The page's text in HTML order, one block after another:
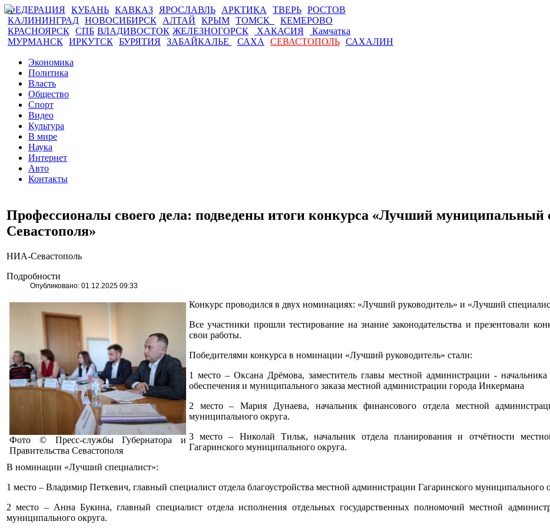
ФЕДЕРАЦИЯ КУБАНЬ КАВКАЗ ЯРОСЛАВЛЬ АРКТИКА ТВЕРЬ РОСТОВ
КАЛИНИНГРАД НОВОСИБИРСК АЛТАЙ КРЫМ ТОМСК
КЕМЕРОВО
КРАСНОЯРСК СПБ ВЛАДИВОСТОК ЖЕЛЕЗНОГОРСК ХАКАСИЯ
Камчатка
МУРМАНСК ИРКУТСК БУРЯТИЯ ЗАБАЙКАЛЬЕ САХА СЕВАСТОПОЛЬ САХАЛИН
Экономика
Политика
Власть
Общество
Спорт
Видео
Культура
В мире
Наука
Интернет
Авто
Контакты
Профессионалы своего дела: подведены итоги конкурса «Лучший
Севастополя»
НИА-Севастополь
Подробности
Опубликовано: 01.12.2025 09:33
Фото © Пресс-службы Губернатора и
Правительства Севастополя
Конкурс проводился в двух номинациях: «Лучший руководитель» и «Лучший
Все участники прошли тестирование на знание законодательства и презентовали
свои работы.
Победителями конкурса в номинации «Лучший руководитель» стали:
1 место – Оксана Дрёмова, заместитель главы местной администрации - начальника
обеспечения и муниципального заказа местной администрации города Инкермана
2 место – Мария Дунаева, начальник финансового отдела местной
муниципального округа.
3 место – Николай Тильк, начальник отдела планирования и отчётности
Гагаринского муниципального округа.
В номинации «Лучший специалист»:
1 место – Владимир Петкевич, главный специалист отдела благоустройства местной администрации Гагаринского муниципального
2 место – Анна Букина, главный специалист отдела исполнения отдельных государственных полномочий местной
муниципального округа.